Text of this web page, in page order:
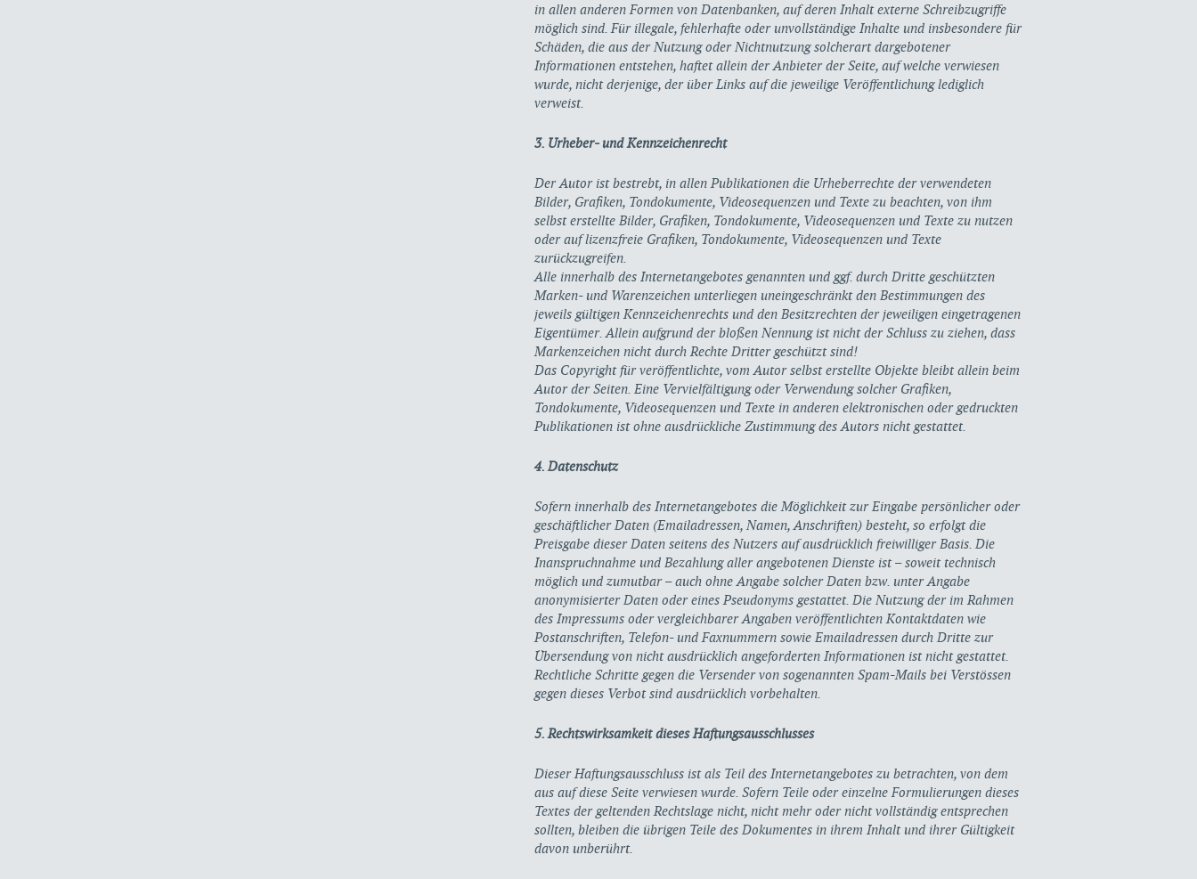
in allen anderen Formen von Datenbanken, auf deren Inhalt externe Schreibzugriffe
möglich sind. Für illegale, fehlerhafte oder unvollständige Inhalte und insbesondere für
Schäden, die aus der Nutzung oder Nichtnutzung solcherart dargebotener
Informationen entstehen, haftet allein der Anbieter der Seite, auf welche verwiesen
wurde, nicht derjenige, der über Links auf die jeweilige Veröffentlichung lediglich
verweist.
3. Urheber- und Kennzeichenrecht
Der Autor ist bestrebt, in allen Publikationen die Urheberrechte der verwendeten
Bilder, Grafiken, Tondokumente, Videosequenzen und Texte zu beachten, von ihm
selbst erstellte Bilder, Grafiken, Tondokumente, Videosequenzen und Texte zu nutzen
oder auf lizenzfreie Grafiken, Tondokumente, Videosequenzen und Texte
zurückzugreifen.
Alle innerhalb des Internetangebotes genannten und ggf. durch Dritte geschützten
Marken- und Warenzeichen unterliegen uneingeschränkt den Bestimmungen des
jeweils gültigen Kennzeichenrechts und den Besitzrechten der jeweiligen eingetragenen
Eigentümer. Allein aufgrund der bloßen Nennung ist nicht der Schluss zu ziehen, dass
Markenzeichen nicht durch Rechte Dritter geschützt sind!
Das Copyright für veröffentlichte, vom Autor selbst erstellte Objekte bleibt allein beim
Autor der Seiten. Eine Vervielfältigung oder Verwendung solcher Grafiken,
Tondokumente, Videosequenzen und Texte in anderen elektronischen oder gedruckten
Publikationen ist ohne ausdrückliche Zustimmung des Autors nicht gestattet.
4. Datenschutz
Sofern innerhalb des Internetangebotes die Möglichkeit zur Eingabe persönlicher oder
geschäftlicher Daten (Emailadressen, Namen, Anschriften) besteht, so erfolgt die
Preisgabe dieser Daten seitens des Nutzers auf ausdrücklich freiwilliger Basis. Die
Inanspruchnahme und Bezahlung aller angebotenen Dienste ist – soweit technisch
möglich und zumutbar – auch ohne Angabe solcher Daten bzw. unter Angabe
anonymisierter Daten oder eines Pseudonyms gestattet. Die Nutzung der im Rahmen
des Impressums oder vergleichbarer Angaben veröffentlichten Kontaktdaten wie
Postanschriften, Telefon- und Faxnummern sowie Emailadressen durch Dritte zur
Übersendung von nicht ausdrücklich angeforderten Informationen ist nicht gestattet.
Rechtliche Schritte gegen die Versender von sogenannten Spam-Mails bei Verstössen
gegen dieses Verbot sind ausdrücklich vorbehalten.
5. Rechtswirksamkeit dieses Haftungsausschlusses
Dieser Haftungsausschluss ist als Teil des Internetangebotes zu betrachten, von dem
aus auf diese Seite verwiesen wurde. Sofern Teile oder einzelne Formulierungen dieses
Textes der geltenden Rechtslage nicht, nicht mehr oder nicht vollständig entsprechen
sollten, bleiben die übrigen Teile des Dokumentes in ihrem Inhalt und ihrer Gültigkeit
davon unberührt.